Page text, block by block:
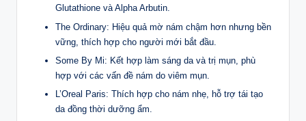
Glutathione và Alpha Arbutin.
The Ordinary: Hiệu quả mờ nám chậm hơn nhưng bền
vững, thích hợp cho người mới bắt đầu.
Some By Mi: Kết hợp làm sáng da và trị mụn, phù
hợp với các vấn đề nám do viêm mụn.
L’Oreal Paris: Thích hợp cho nám nhẹ, hỗ trợ tái tạo
da đồng thời dưỡng ẩm.